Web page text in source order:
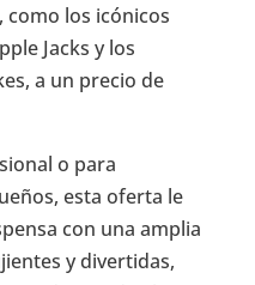
los icónicos
Jacks y los
a un precio de
o para
esta oferta le
con una amplia
y divertidas,